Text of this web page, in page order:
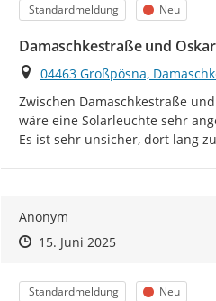
Kategorie
Standardmeldung Status
Neu
Damaschkestraße und
Ort
04463 Großpösna,
Zwischen Damaschkestraße
wäre eine Solarleuchte sehr
Es ist sehr unsicher, dort lang
Anonym
Zeitpunkt des Erstellens
Zeitpunkt des Erstellens
15. Juni 2025Zur Äußerung
Kategorie
Standardmeldung Status
Neu